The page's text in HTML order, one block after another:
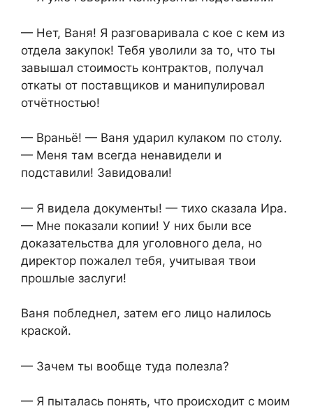
— Нет, Ваня! Я разговаривала с кое с кем из
отдела закупок! Тебя уволили за то, что ты
завышал стоимость контрактов, получал
откаты от поставщиков и манипулировал
отчётностью!
— Враньё! — Ваня ударил кулаком по столу.
— Меня там всегда ненавидели и
подставили! Завидовали!
— Я видела документы! — тихо сказала Ира.
— Мне показали копии! У них были все
доказательства для уголовного дела, но
директор пожалел тебя, учитывая твои
прошлые заслуги!
Ваня побледнел, затем его лицо налилось
краской.
— Зачем ты вообще туда полезла?
— Я пыталась понять, что происходит с моим